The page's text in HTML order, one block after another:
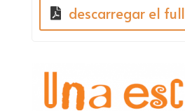
descarregar el full